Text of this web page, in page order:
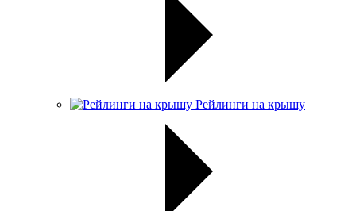
Рейлинги на крышу